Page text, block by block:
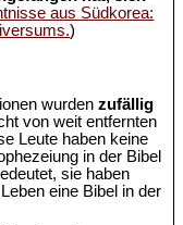
aus Südkorea:
)
wurdenzufällig
von weit entfernten
Leute haben keine
in der Bibel
sie haben
eine Bibel in der